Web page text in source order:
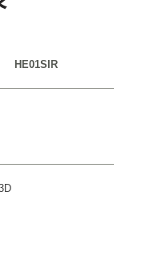
HE01SIR